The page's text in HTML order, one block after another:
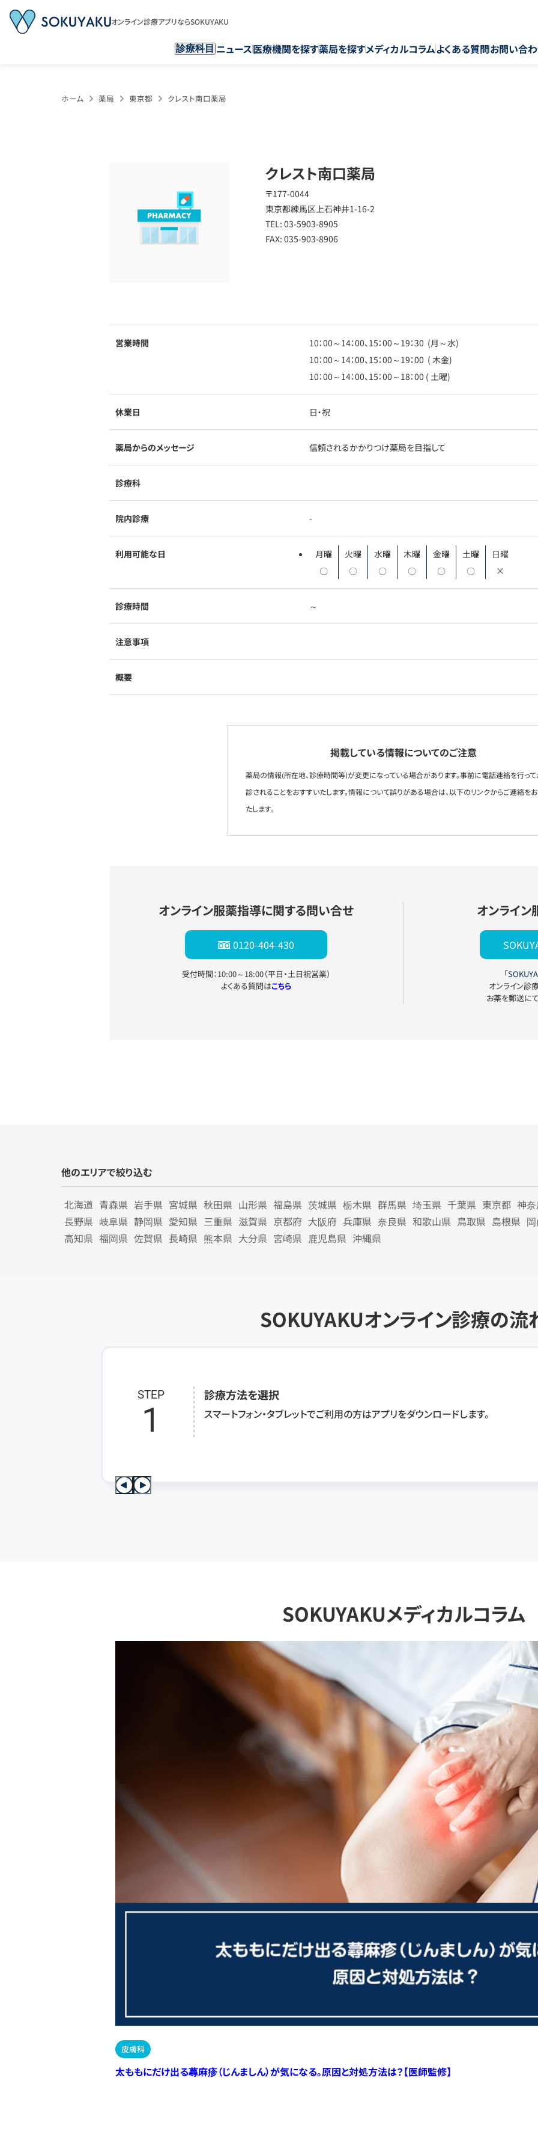
オンライン診療アプリならSOKUYAKU
診療科目 ニュース医療機関を探す薬局を探すメディカルコラムよくある質問お問い合
ホーム 薬局 東京都 クレスト南口薬局
クレスト南口薬局
〒177-0044
東京都練馬区上石神井1-16-2
TEL: 03-5903-8905
FAX: 035-903-8906
営業時間
10：00～14：00、15：00～19：30 (月～水)
10：00～14：00、15：00～19：00 ( 木金)
10：00～14：00、15：00～18：00 ( 土曜)
休業日 日・祝
薬局からのメッセージ 信頼されるかかりつけ薬局を目指して
診療科
院内診療 -
利用可能な日
月曜
〇
火曜
〇
水曜
〇
木曜
〇
金曜
〇
土曜
〇
日曜
×
診療時間 ～
注意事項
概要
掲載している情報についてのご注意
薬局の情報(所在地、診療時間等)が変更になっている場合があります。事前に電話連絡を行っ
診されることをおすすいたします。情報について誤りがある場合は、以下のリンクからご連絡を
たします。
オンライン服薬指導に関する問い合せ
0120-404-430
受付時間：10:00～18:00（平日・土日祝営業）
よくある質問はこちら
オンライ
「
オンライン診
お薬を郵送に
他のエリアで絞り込む
北海道 青森県 岩手県 宮城県 秋田県 山形県 福島県 茨城県 栃木県 群馬県 埼玉県 千葉県 東京都 神
長野県 岐阜県 静岡県 愛知県 三重県 滋賀県 京都府 大阪府 兵庫県 奈良県 和歌山県 鳥取県 島根県
高知県 福岡県 佐賀県 長崎県 熊本県 大分県 宮崎県 鹿児島県 沖縄県
SOKUYAKUオンライン診療の流
STEP
1
診療方法を選択
スマートフォン・タブレットでご利用の方はアプリをダウンロードします。
SOKUYAKUメディカルコラム
皮膚科
太ももにだけ出る蕁麻疹（じんましん）が気になる。原因と対処方法は？【医師監修】